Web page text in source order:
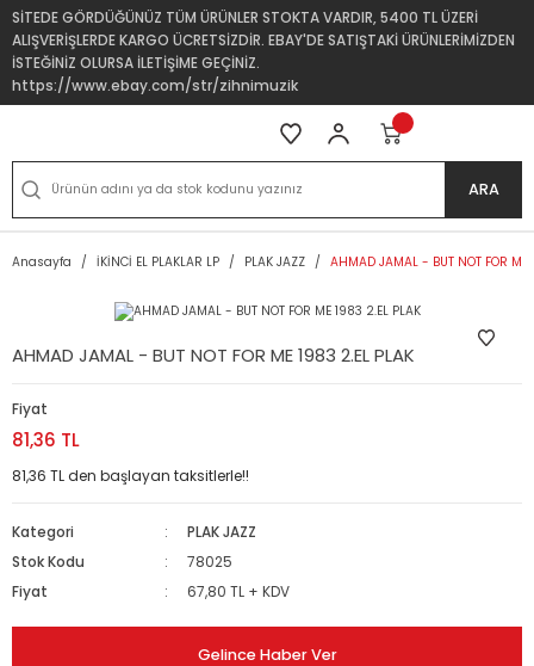
SİTEDE GÖRDÜĞÜNÜZ TÜM ÜRÜNLER STOKTA VARDIR, 5400 TL ÜZERİ
ALIŞVERİŞLERDE KARGO ÜCRETSİZDİR. EBAY'DE SATIŞTAKİ ÜRÜNLERİMİZDEN
İSTEĞİNİZ OLURSA İLETİŞİME GEÇİNİZ.
https://www.ebay.com/str/zihnimuzik
ARA
Anasayfa İKİNCİ EL PLAKLAR LP PLAK JAZZ AHMAD JAMAL - BUT NOT FOR ME
AHMAD JAMAL - BUT NOT FOR ME 1983 2.EL PLAK
Fiyat
81,36 TL
81,36 TL den başlayan taksitlerle!!
Kategori
PLAK JAZZ
Stok Kodu
78025
Fiyat
67,80 TL + KDV
Gelince Haber Ver